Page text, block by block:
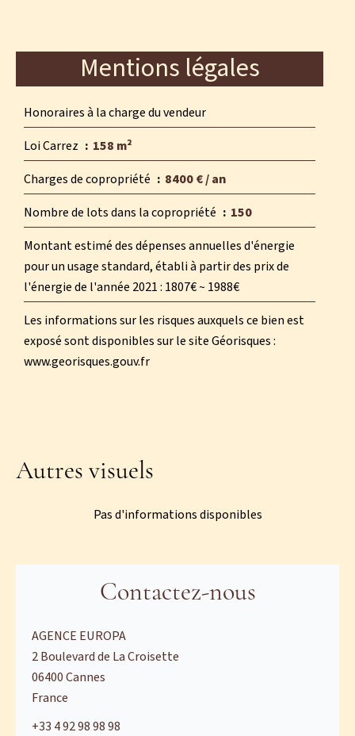
Mentions légales
Honoraires à la charge du vendeur
Loi Carrez
158 m²
Charges de copropriété
8400 € / an
Nombre de lots dans la copropriété
150
Montant estimé des dépenses annuelles d'énergie
pour un usage standard, établi à partir des prix de
l'énergie de l'année 2021 : 1807€ ~ 1988€
Les informations sur les risques auxquels ce bien est
exposé sont disponibles sur le site Géorisques :
www.georisques.gouv.fr
Autres visuels
Pas d'informations disponibles
Contactez-nous
AGENCE EUROPA
2 Boulevard de La Croisette
06400Cannes
France
+33 4 92 98 98 98